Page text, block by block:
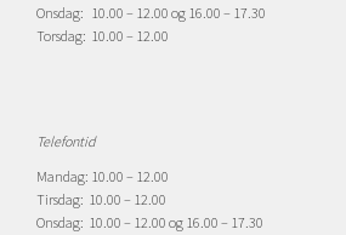
Onsdag: 10.00 – 12.00 og 16.00 – 17.30
Torsdag: 10.00 – 12.00
Telefontid
Mandag: 10.00 – 12.00
Tirsdag: 10.00 – 12.00
Onsdag: 10.00 – 12.00 og 16.00 – 17.30